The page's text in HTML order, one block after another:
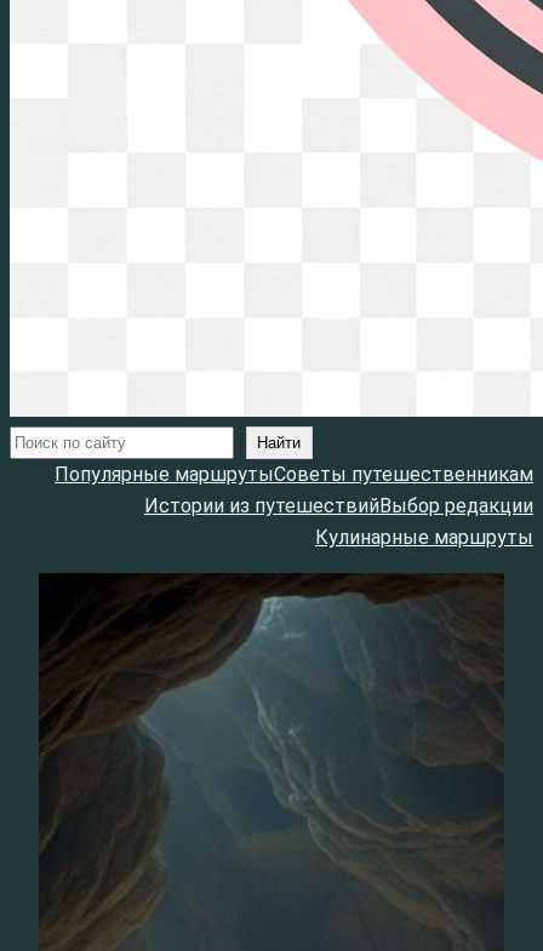
Поиск Найти
Популярные маршрутыСоветы путешественникам
Истории из путешествийВыбор редакции
Кулинарные маршруты